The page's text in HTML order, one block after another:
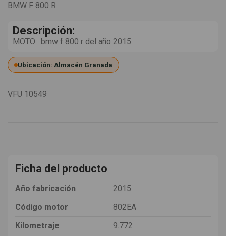
BMW F 800 R
Descripción:
MOTO . bmw f 800 r del año 2015
Ubicación: Almacén Granada
VFU 10549
Ficha del producto
Año fabricación
2015
Código motor
802EA
Kilometraje
9.772